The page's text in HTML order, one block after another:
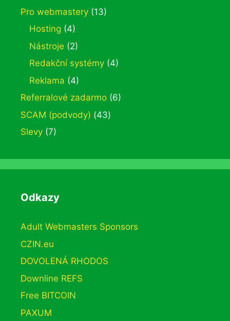
Pro webmastery (13)
Hosting (4)
Nástroje (2)
Redakční systémy (4)
Reklama (4)
Referralové zadarmo (6)
SCAM (podvody) (43)
Slevy (7)
Odkazy
Adult Webmasters Sponsors
CZIN.eu
DOVOLENÁ RHODOS
Downline REFS
Free BITCOIN
PAXUM